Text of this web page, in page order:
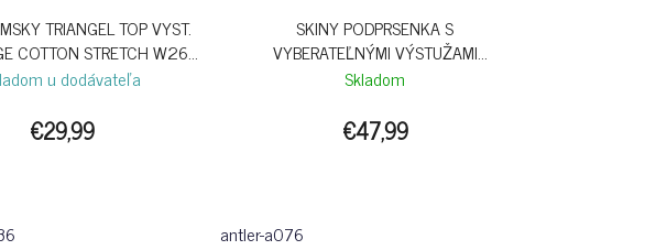
TRIANGEL TOP VYST.
COTTON STRETCH W26 -
ROSE WINE
u dodávateľa
€29,99
SKINY PODPRSENKA S
VYBERATEĽNÝMI VÝSTUŽAMI
SENSATION S26 - ANTLER
Skladom
€47,99
antler-a076